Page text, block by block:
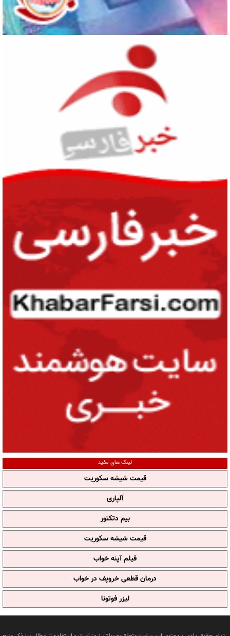
لینک های مفید
قیمت شیشه سکوریت
آلپاری
بیم دتکتور
قیمت شیشه سکوریت
فیلم آپنه خواب
درمان قطعی خروپف در خواب
لیزر فوتونا